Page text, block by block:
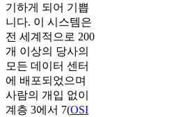
기하게 되어 기쁩
니다. 이 시스템은
전 세계적으로 200
개 이상의 당사의
모든 데이터 센터
에 배포되었으며
사람의 개입 없이
계층 3에서 7(OSI